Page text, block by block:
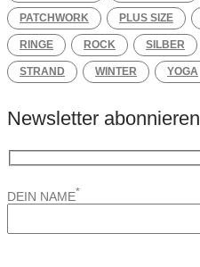
PATCHWORK PLUS SIZE
RINGE ROCK SILBER
STRAND WINTER YOGA
Newsletter abonnieren
DEIN NAME*